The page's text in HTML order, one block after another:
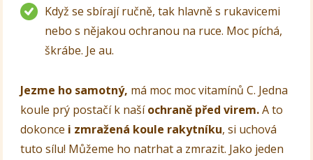
Když se sbírají ručně, tak hlavně s rukavicemi
nebo s nějakou ochranou na ruce. Moc píchá,
škrábe. Je au.
Jezme ho samotný, má moc moc vitamínů C. Jedna
koule prý postačí k našíochraně před virem.A to
dokonce i zmražená koule rakytníku, si uchová
tuto sílu! Můžeme ho natrhat a zmrazit. Jako jeden